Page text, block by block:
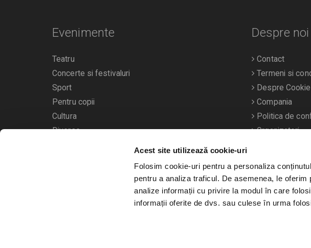
Acest site utilizează cookie-uri
Folosim cookie-uri pentru a personaliza
pentru a analiza traficul. De asemenea, le
analize informații cu privire la modul în care
informații oferite de dvs. sau culese în urma
Evenimente
Teatru
Concerte si festivaluri
Sport
Pentru copii
Cultura
Diverse
Calendarul evenimentelor
Despre noi
Contact
Termeni si
Despre
Compania
Politica de
Organizatori